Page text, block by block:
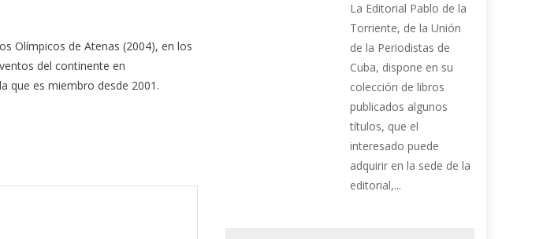
Olímpicos de Atenas (2004), en los
del continente en
que es miembro desde 2001.
La Editorial Pablo de la
Torriente, de la Unión
de la Periodistas de
Cuba, dispone en su
colección de libros
publicados algunos
títulos, que el
interesado puede
adquirir en la sede de la
editorial,...